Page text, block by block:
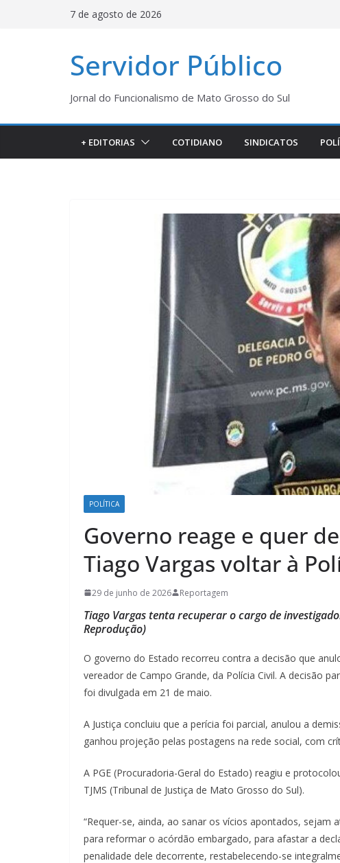
7 de agosto de 2026
Servidor Público
Jornal do Funcionalismo de Mato Grosso do Sul
+ EDITORIAS COTIDIANO SINDICATOS
POLÍTICA
Governo reage e quer
Tiago Vargas voltar à
29 de junho de 2026 Reportagem
Tiago Vargas tenta recuperar o cargo de
Reprodução)
O governo do Estado recorreu contra a decisão que
vereador de Campo Grande, da Polícia Civil. A decisão
foi divulgada em 21 de maio.
A Justiça concluiu que a perícia foi parcial, anulou a
ganhou projeção pelas postagens na rede social, com
A PGE (Procuradoria-Geral do Estado) reagiu e
TJMS (Tribunal de Justiça de Mato Grosso do Sul).
“Requer-se, ainda, ao sanar os vícios apontados,
para reformar o acórdão embargado, para afastar a
penalidade dele decorrente, restabelecendo-se